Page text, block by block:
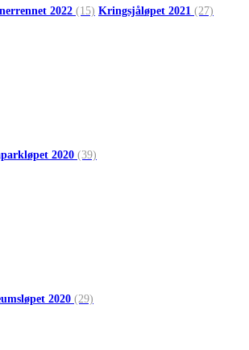
2022 (15) Kringsjåløpet 2021 (27)
2020 (39)
2020 (29)